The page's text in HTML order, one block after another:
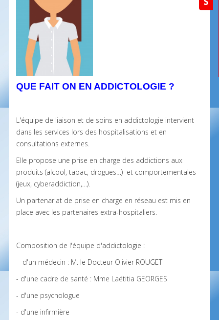
QUE FAIT ON EN ADDICTOLOGIE ?
L'équipe de liaison et de soins en addictologie intervient
dans les services lors des hospitalisations et en
consultations externes.
Elle propose une prise en charge des addictions aux
produits (alcool, tabac, drogues…) et comportementales
(jeux, cyberaddiction,…).
Un partenariat de prise en charge en réseau est mis en
place avec les partenaires extra-hospitaliers.
Composition de l'équipe d'addictologie :
- d'un médecin : M. le Docteur Olivier ROUGET
- d'une cadre de santé : Mme Laëtitia GEORGES
- d'une psychologue
- d'une infirmière